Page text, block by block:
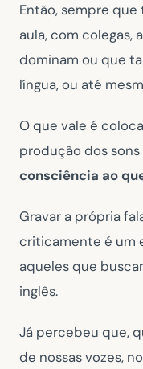
Então, sempre que
aula, com colegas,
dominam ou que
língua, ou até
O que vale é
produção dos sons
consciência ao
Gravar a própria
criticamente é um
aqueles que
inglês.
Já percebeu que,
de nossas vozes,